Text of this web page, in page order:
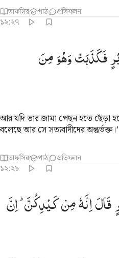
তাফসির পাঠ প্রতিফলন
১২:২৭
من الصادقين ٢٧
وَهُوَ مِنَ ٱلصَّـٰدِقِينَ ٢٧
فَكَذَبَتْوَهُوَمِنَ
আর যদি তার জামা পেছন হতে ছেঁড়া
বলেছে আর সে সত্যবাদীদের অন্তুর্ভক্ত।’
তাফসির পাঠ প্রতিফলন
১২:২৮
كيدكن ان كيدكن عظيم ٢٨
إِنَّهُۥ مِن كَيْدِكُنَّ ۖ إِنَّ كَيْدَكُنَّ
قَالَاِنَّهٗمِنْكَیْدِكُنَّ ؕ اِنَّ